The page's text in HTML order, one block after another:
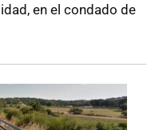
en el condado de